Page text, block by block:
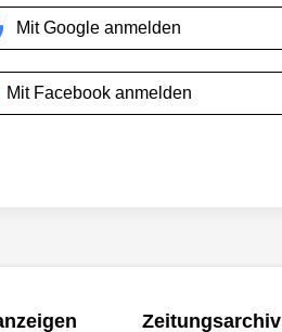
Mit Google anmelden
Mit Facebook anmelden
Zeitungsarchiv